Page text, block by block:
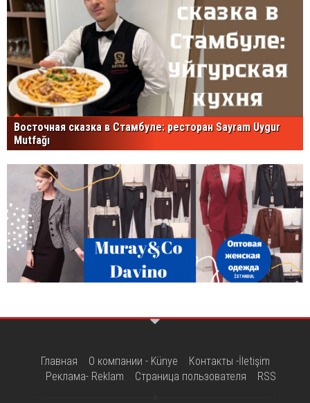
Восточная сказка в Стамбуле: ресторан Sayram Uygur
Mutfağı
Главная О компании - Künye
Контакты -İletişim
Реклама- Reklam
Страница пользователя RSS